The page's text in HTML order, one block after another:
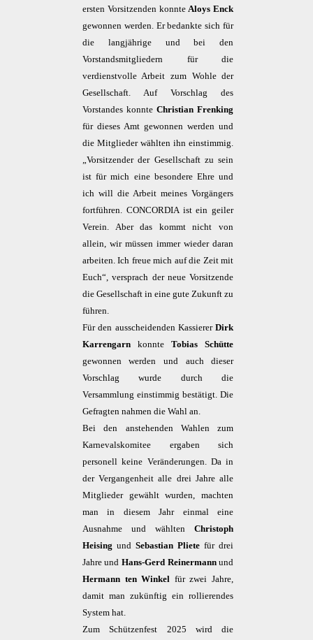
ersten Vorsitzenden konnte Aloys Enck
gewonnen werden. Er bedankte sich für
die langjährige und bei den
Vorstandsmitgliedern für die
verdienstvolle Arbeit zum Wohle der
Gesellschaft. Auf Vorschlag des
Vorstandes konnteChristian Frenking
für dieses Amt gewonnen werden und
die Mitglieder wählten ihn einstimmig.
„Vorsitzender der Gesellschaft zu sein
ist für mich eine besondere Ehre und
ich will die Arbeit meines Vorgängers
fortführen. CONCORDIA ist ein geiler
Verein. Aber das kommt nicht von
allein, wir müssen immer wieder daran
arbeiten. Ich freue mich auf die Zeit mit
Euch“, versprach der neue Vorsitzende
die Gesellschaft in eine gute Zukunft zu
führen.
Für den ausscheidenden KassiererDirk
KarrengarnkonnteTobias Schütte
gewonnen werden und auch dieser
Vorschlag wurde durch die
Versammlung einstimmig bestätigt. Die
Gefragten nahmen die Wahl an.
Bei den anstehenden Wahlen zum
Karnevalskomitee ergaben sich
personell keine Veränderungen. Da in
der Vergangenheit alle drei Jahre alle
Mitglieder gewählt wurden, machten
man in diesem Jahr einmal eine
Ausnahme und wähltenChristoph
Heising und Sebastian Pliete für drei
Jahre undHans-Gerd Reinermannund
Hermann ten Winkel für zwei Jahre,
damit man zukünftig ein rollierendes
System hat.
Zum Schützenfest 2025 wird die